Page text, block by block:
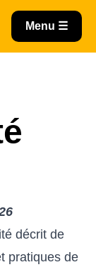
décrit de
pratiques de